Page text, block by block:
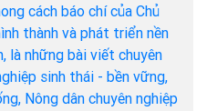
cách báo chí của Chủ
thành và phát triển nền
là những bài viết chuyên
sinh thái - bền vững,
Nông dân chuyên nghiệp